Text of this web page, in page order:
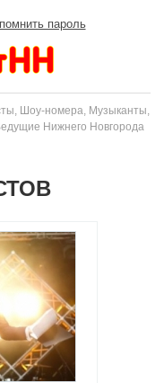
пароль
Шоу-номера, Музыканты,
Нижнего Новгорода